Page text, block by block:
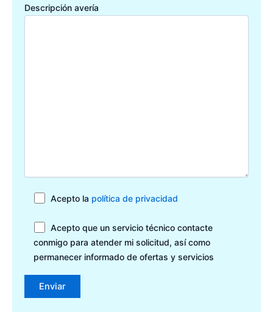
Descripción avería
Acepto la política de privacidad
Acepto que un servicio técnico contacte
conmigo para atender mi solicitud, así como
permanecer informado de ofertas y servicios